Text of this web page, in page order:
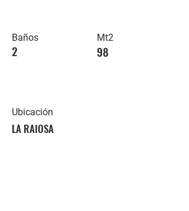
Baños
2
Mt2
98
Ubicación
LA RAIOSA